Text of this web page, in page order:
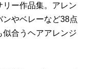
ー作品集。アレン
ンやベレーなど38点
合うヘアアレンジ